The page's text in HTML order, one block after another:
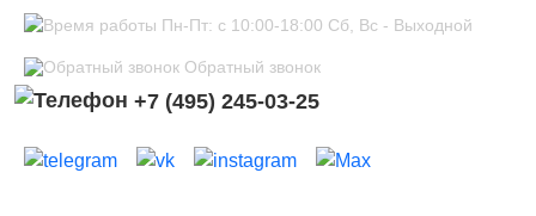
Пн-Пт: с 10:00-18:00 Сб, Вс - Выходной
Обратный звонок
+7 (495) 245-03-25